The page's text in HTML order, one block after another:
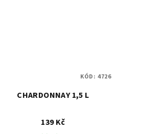
CHARDONNAY 1,5 L
139 Kč
KÓD: 4726